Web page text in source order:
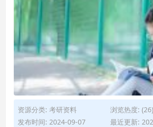
资源分类: 考研资料
浏览热度: (26)
发布时间: 2024-09-07
最近更新: